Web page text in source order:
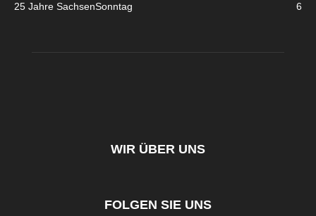
25 Jahre SachsenSonntag
6
WIR ÜBER UNS
FOLGEN SIE UNS